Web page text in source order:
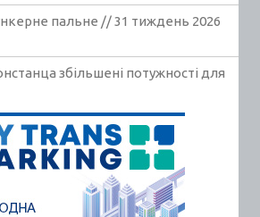
пальне // 31 тиждень 2026
збільшені потужності для